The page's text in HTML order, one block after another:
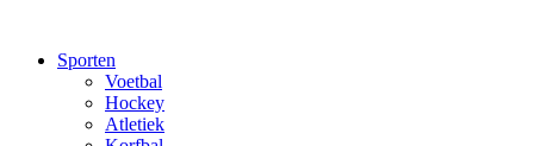
Sporten
Voetbal
Hockey
Atletiek